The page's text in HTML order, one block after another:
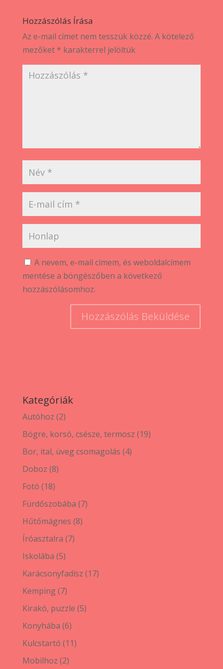
Hozzászólás Írása
Az e-mail címet nem tesszük közzé. A kötelező
mezőket* karakterrel jelöltük
A nevem, e-mail címem, és weboldalcímem
mentése a böngészőben a következő
hozzászólásomhoz.
Kategóriák
Autóhoz 22
termék
Bögre, korsó, csésze, termosz 1919
Bor, ital, üveg csomagolás 44
Doboz 88
Fotó 1818
termék
Fürdőszobába 77
Hűtőmágnes 88
Íróasztalra 77
Iskolába 55
termék
Karácsonyfadísz 1717
Kemping 77
termék
Kirakó, puzzle 55
Konyhába 66
termék
Kulcstartó 1111
Mobilhoz 22